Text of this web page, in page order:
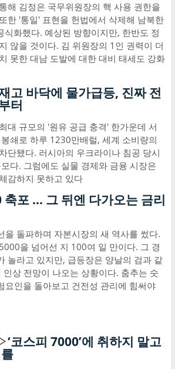
해 김정은 국무위원장의 핵 사용 권한을
한 '통일' 표현을 헌법에서 삭제해 남북한
식화했다. 예상된 방향이지만, 한반도 정
않을 것이다. 김 위원장의 1인 권력이 더
못한 대남 도발에 대한 대비 태세도 강화
고 바닥에 물가급등, 진짜 전
터
대 규모의 '원유 공급 충격' 한가운데 서
쇄로 하루 1230만배럴, 세계 소비량의
단됐다. 러시아의 우크라이나 침공 당시
다. 그럼에도 실물 경제와 금융 시장은
감하지 못하고 있다
축포 … 그 뒤엔 다가오는 금리
을 돌파하며 자본시장의 새 역사를 썼다.
을 넘어선 지 100여 일 만이다. 그 경
놀라고 있지만, 급등장은 양날의 검과 같
인상 전망이 나오는 상황이다. 춤추는 숫
요인을 돌아보고 건전성 관리에 힘써야
‘코스피 7000’에 취하지 말고